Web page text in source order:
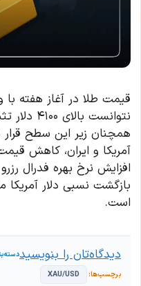
قیمت طلا در آغاز هفته
نتوانست
همچنان زیر این سطح قرار
آمریکا و ایران، کاهش
افزایش نرخ بهره فدرال
بازگشت نسبی دلار آمریکا
است.
XAU/USD
دیدگاه‌تان را بنویسید